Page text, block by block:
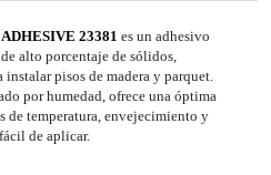
23381 es un adhesivo
alto porcentaje de sólidos,
pisos de madera y parquet.
por humedad, ofrece una óptima
de temperatura, envejecimiento y
de aplicar.